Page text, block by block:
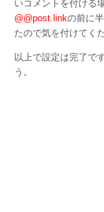
いコメントを付ける
@@post.linkの前に
たので気を付けてく
以上で設定は完了で
う。